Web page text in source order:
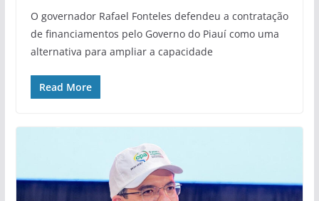
O governador Rafael Fonteles defendeu a contratação
de financiamentos pelo Governo do Piauí como uma
alternativa para ampliar a capacidade
Read More